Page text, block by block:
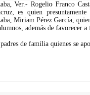
Ver.- Rogelio Franco
es quien
Miriam Pérez García,
además de favorecer
de familia quienes se